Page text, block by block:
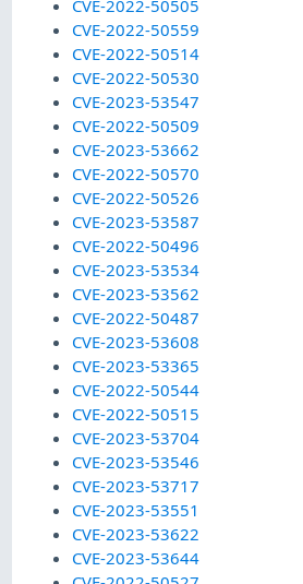
CVE-2022-50505
CVE-2022-50559
CVE-2022-50514
CVE-2022-50530
CVE-2023-53547
CVE-2022-50509
CVE-2023-53662
CVE-2022-50570
CVE-2022-50526
CVE-2023-53587
CVE-2022-50496
CVE-2023-53534
CVE-2023-53562
CVE-2022-50487
CVE-2023-53608
CVE-2023-53365
CVE-2022-50544
CVE-2022-50515
CVE-2023-53704
CVE-2023-53546
CVE-2023-53717
CVE-2023-53551
CVE-2023-53622
CVE-2023-53644